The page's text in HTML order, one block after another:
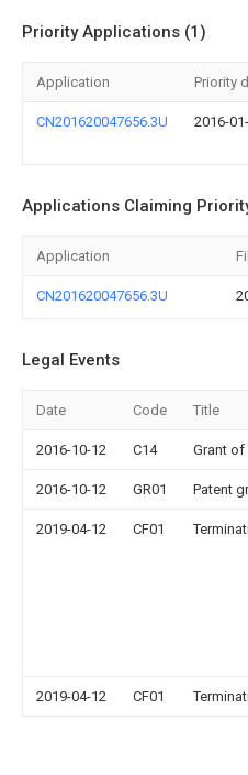
Priority Applications (1)
Application Priority
CN201620047656.3U 2016-
Applications Claiming
Application
CN201620047656.3U
Legal Events
Date Code Title
2016-10-12 C14 Grant of
2016-10-12 GR01 Patent
2019-04-12 CF01
2019-04-12 CF01